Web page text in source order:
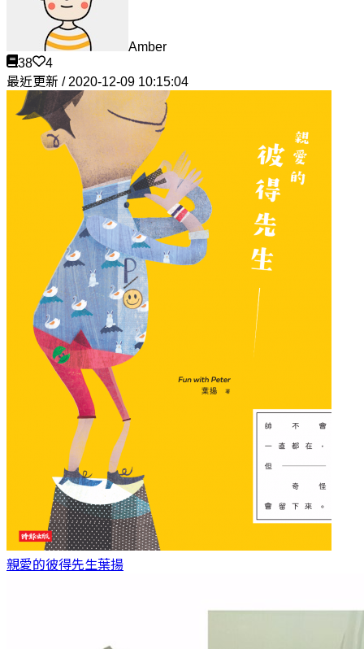
Amber
38
4
最近更新 / 2020-12-09 10:15:04
親愛的彼得先生葉揚